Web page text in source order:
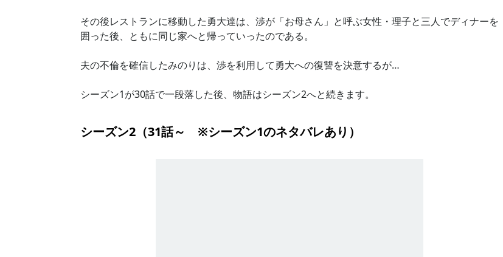
その後レストランに移動した勇大達は、渉が「お母さん」と呼ぶ女性・理子と三人でディナーを
囲った後、ともに同じ家へと帰っていったのである。
夫の不倫を確信したみのりは、渉を利用して勇大への復讐を決意するが…
シーズン1が30話で一段落した後、物語はシーズン2へと続きます。
シーズン2（31話～ ※シーズン1のネタバレあり）